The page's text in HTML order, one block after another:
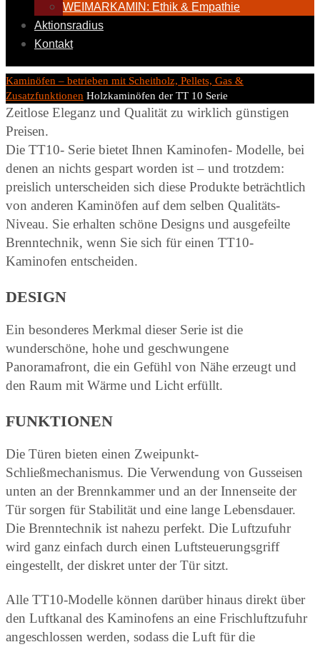
WEIMARKAMIN: Ethik & Empathie
Aktionsradius
Kontakt
Start
Kaminöfen – betrieben mit Scheitholz, Pellets, Gas &
Zusatzfunktionen Holzkaminöfen der TT 10 Serie
Zeitlose Eleganz und Qualität zu wirklich günstigen
Preisen.
Die TT10- Serie bietet Ihnen Kaminofen- Modelle, bei
denen an nichts gespart worden ist – und trotzdem:
preislich unterscheiden sich diese Produkte beträchtlich
von anderen Kaminöfen auf dem selben Qualitäts-
Niveau. Sie erhalten schöne Designs und ausgefeilte
Brenntechnik, wenn Sie sich für einen TT10-
Kaminofen entscheiden.
DESIGN
Ein besonderes Merkmal dieser Serie ist die
wunderschöne, hohe und geschwungene
Panoramafront, die ein Gefühl von Nähe erzeugt und
den Raum mit Wärme und Licht erfüllt.
FUNKTIONEN
Die Türen bieten einen Zweipunkt-
Schließmechanismus. Die Verwendung von Gusseisen
unten an der Brennkammer und an der Innenseite der
Tür sorgen für Stabilität und eine lange Lebensdauer.
Die Brenntechnik ist nahezu perfekt. Die Luftzufuhr
wird ganz einfach durch einen Luftsteuerungsgriff
eingestellt, der diskret unter der Tür sitzt.
Alle TT10-Modelle können darüber hinaus direkt über
den Luftkanal des Kaminofens an eine Frischluftzufuhr
angeschlossen werden, sodass die Luft für die